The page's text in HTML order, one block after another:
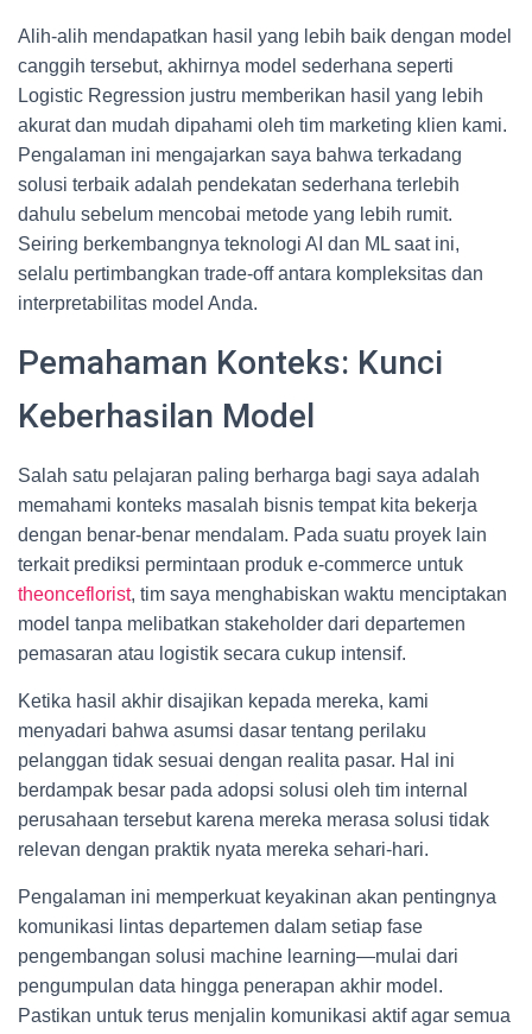
Alih-alih mendapatkan hasil yang lebih baik dengan model
canggih tersebut, akhirnya model sederhana seperti
Logistic Regression justru memberikan hasil yang lebih
akurat dan mudah dipahami oleh tim marketing klien kami.
Pengalaman ini mengajarkan saya bahwa terkadang
solusi terbaik adalah pendekatan sederhana terlebih
dahulu sebelum mencobai metode yang lebih rumit.
Seiring berkembangnya teknologi AI dan ML saat ini,
selalu pertimbangkan trade-off antara kompleksitas dan
interpretabilitas model Anda.
Pemahaman Konteks: Kunci
Keberhasilan Model
Salah satu pelajaran paling berharga bagi saya adalah
memahami konteks masalah bisnis tempat kita bekerja
dengan benar-benar mendalam. Pada suatu proyek lain
terkait prediksi permintaan produk e-commerce untuk
theonceflorist, tim saya menghabiskan waktu menciptakan
model tanpa melibatkan stakeholder dari departemen
pemasaran atau logistik secara cukup intensif.
Ketika hasil akhir disajikan kepada mereka, kami
menyadari bahwa asumsi dasar tentang perilaku
pelanggan tidak sesuai dengan realita pasar. Hal ini
berdampak besar pada adopsi solusi oleh tim internal
perusahaan tersebut karena mereka merasa solusi tidak
relevan dengan praktik nyata mereka sehari-hari.
Pengalaman ini memperkuat keyakinan akan pentingnya
komunikasi lintas departemen dalam setiap fase
pengembangan solusi machine learning—mulai dari
pengumpulan data hingga penerapan akhir model.
Pastikan untuk terus menjalin komunikasi aktif agar semua